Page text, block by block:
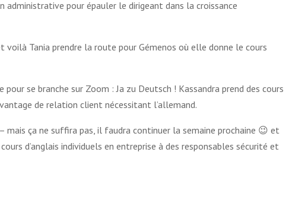
pour épauler le dirigeant dans la croissance
voilà Tania prendre la route pour Gémenos où elle donne le cours
se branche sur Zoom : Ja zu Deutsch ! Kassandra prend des cours
de relation client nécessitant l’allemand.
ça ne suffira pas, il faudra continuer la semaine prochaine 😉 et
d’anglais individuels en entreprise à des responsables sécurité et